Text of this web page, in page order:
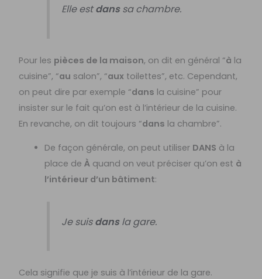
Elle estdanssa chambre.
Pour les pièces de la maison, on dit en général “à la
cuisine”, “au salon”, “aux toilettes”, etc. Cependant,
on peut dire par exemple “dans la cuisine” pour
insister sur le fait qu’on est à l’intérieur de la cuisine.
En revanche, on dit toujours “dans la chambre”.
De façon générale, on peut utiliser DANS à la
place de À quand on veut préciser qu’on est à
l’intérieur d’un bâtiment:
Je suisdansla gare.
Cela signifie que je suis à l’intérieur de la gare.